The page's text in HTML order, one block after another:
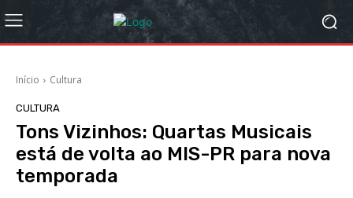
Início Cultura
CULTURA
Tons Vizinhos: Quartas Musicais
está de volta ao MIS-PR para nova
temporada